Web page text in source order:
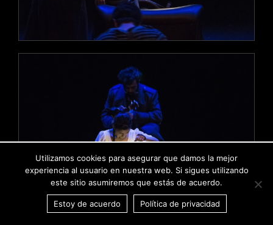
Utilizamos cookies para asegurar que damos la mejor
experiencia al usuario en nuestra web. Si sigues utilizando
este sitio asumiremos que estás de acuerdo.
Estoy de acuerdo Política de privacidad